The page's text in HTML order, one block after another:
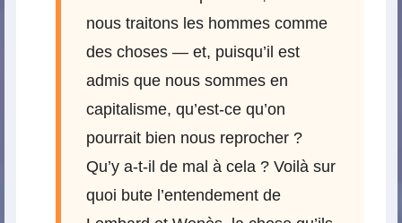
nous traitons les hommes comme
des choses — et, puisqu’il est
admis que nous sommes en
capitalisme, qu’est-ce qu’on
pourrait bien nous reprocher ?
Qu’y a-t-il de mal à cela ? Voilà sur
quoi bute l’entendement de